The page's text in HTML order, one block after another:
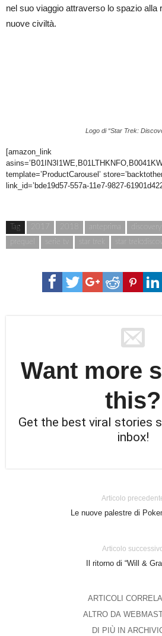
nel suo viaggio attraverso lo spazio alla
nuove civiltà.
Logo di “Star Trek:
[amazon_link
template=’ProductCarousel’
link_id=’bde19d57-557a-11e7-9827-
Tag 2017 2018 anteprima discovery
prequel
serie tv star trek star
Want more
this?
Get the best viral stories
inbox!
Articolo
Le nuove palestre di
Articolo
Il ritorno di “Will &
ARTICOLI
ALTRO DA
DI PIÙ IN